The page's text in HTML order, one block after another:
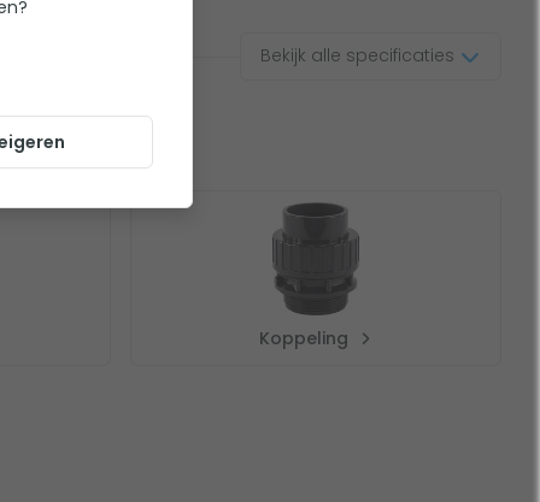
Bekijk alle specificaties
Koppeling